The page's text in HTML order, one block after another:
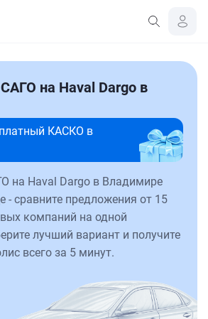
на Haval Dargo в
КАСКО в
на Haval Dargo в Владимире
- сравните предложения от 15
компаний на одной
лучший вариант и получите
всего за 5 минут.